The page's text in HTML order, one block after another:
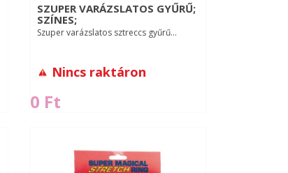
SZUPER VARÁZSLATOS GYŰRŰ;
SZÍNES;
Szuper varázslatos sztreccs gyűrű...
Nincs raktáron
0 Ft